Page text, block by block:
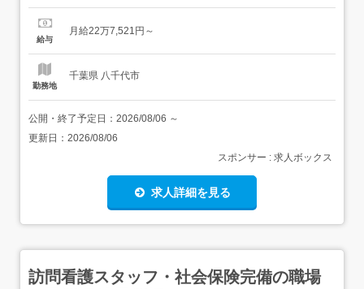
給 227,521円 〜 <給与の備考>給与内訳・基本給 210,300
コール手当 1,000円 回通勤手当 上限25,000円/月扶養手当
給与
月給22万7,521円～
勤務地
千葉県 八千代市
公開・終了予定日： 2026/08/06 ～
更新日： 2026/08/06
スポンサー : 求人ボックス
求人詳細を見る
訪問看護スタッフ・社会保険完備の職場